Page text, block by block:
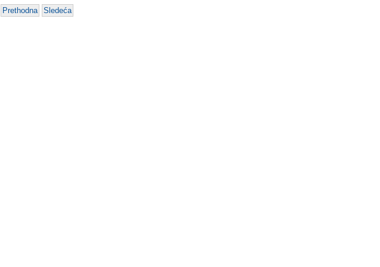
Prethodna Sledeća